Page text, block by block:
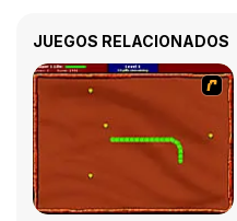
JUEGOS RELACIONADOS